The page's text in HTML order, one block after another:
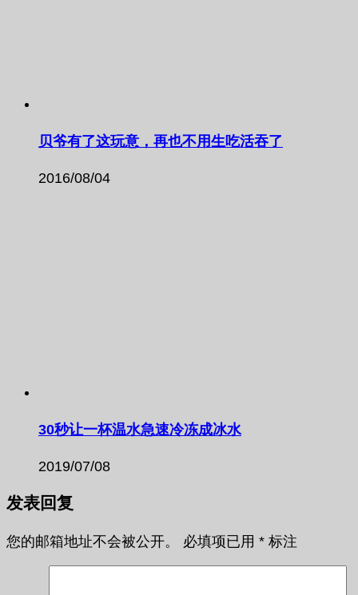
贝爷有了这玩意，再也不用生吃活吞了
2016/08/04
30秒让一杯温水急速冷冻成冰水
2019/07/08
发表回复
您的邮箱地址不会被公开。 必填项已用 * 标注